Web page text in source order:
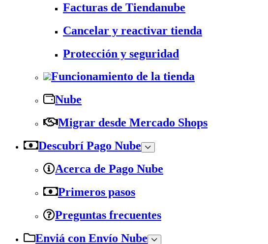
Facturas de Tiendanube
Cancelar y reactivar tienda
Protección y seguridad
Funcionamiento de la tienda
Nube
Migrar desde Mercado Shops
Descubrí Pago Nube
Acerca de Pago Nube
Primeros pasos
Preguntas frecuentes
Enviá con Envío Nube